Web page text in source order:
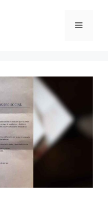
Menú